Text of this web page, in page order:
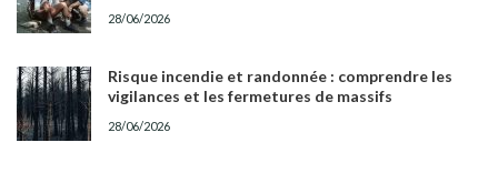
28/06/2026
Risque incendie et randonnée : comprendre les
vigilances et les fermetures de massifs
28/06/2026